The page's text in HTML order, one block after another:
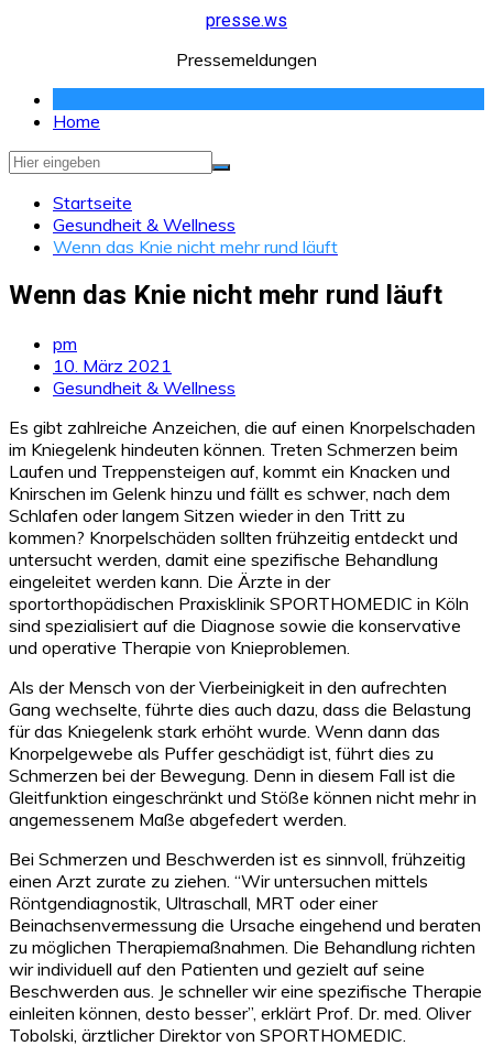
presse.ws
Pressemeldungen
Home
Startseite
Gesundheit & Wellness
Wenn das Knie nicht mehr rund läuft
Wenn das Knie nicht mehr rund läuft
pm
10. März 2021
Gesundheit & Wellness
Es gibt zahlreiche Anzeichen, die auf einen Knorpelschaden
im Kniegelenk hindeuten können. Treten Schmerzen beim
Laufen und Treppensteigen auf, kommt ein Knacken und
Knirschen im Gelenk hinzu und fällt es schwer, nach dem
Schlafen oder langem Sitzen wieder in den Tritt zu
kommen? Knorpelschäden sollten frühzeitig entdeckt und
untersucht werden, damit eine spezifische Behandlung
eingeleitet werden kann. Die Ärzte in der
sportorthopädischen Praxisklinik SPORTHOMEDIC in Köln
sind spezialisiert auf die Diagnose sowie die konservative
und operative Therapie von Knieproblemen.
Als der Mensch von der Vierbeinigkeit in den aufrechten
Gang wechselte, führte dies auch dazu, dass die Belastung
für das Kniegelenk stark erhöht wurde. Wenn dann das
Knorpelgewebe als Puffer geschädigt ist, führt dies zu
Schmerzen bei der Bewegung. Denn in diesem Fall ist die
Gleitfunktion eingeschränkt und Stöße können nicht mehr in
angemessenem Maße abgefedert werden.
Bei Schmerzen und Beschwerden ist es sinnvoll, frühzeitig
einen Arzt zurate zu ziehen. “Wir untersuchen mittels
Röntgendiagnostik, Ultraschall, MRT oder einer
Beinachsenvermessung die Ursache eingehend und beraten
zu möglichen Therapiemaßnahmen. Die Behandlung richten
wir individuell auf den Patienten und gezielt auf seine
Beschwerden aus. Je schneller wir eine spezifische Therapie
einleiten können, desto besser”, erklärt Prof. Dr. med. Oliver
Tobolski, ärztlicher Direktor von SPORTHOMEDIC.